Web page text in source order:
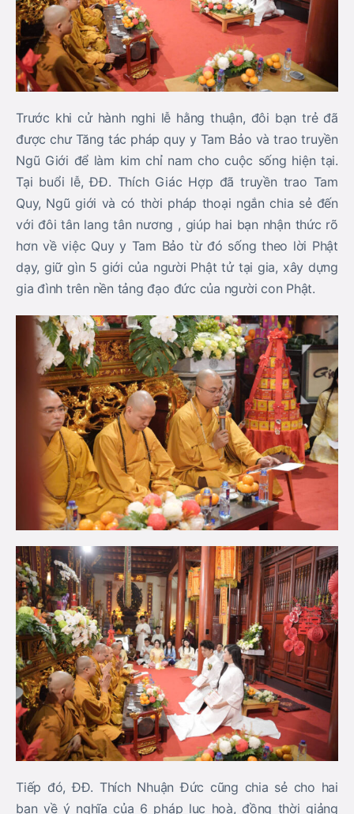
Trước khi cử hành nghi lễ hằng thuận, đôi bạn trẻ đã
được chư Tăng tác pháp quy y Tam Bảo và trao truyền
Ngũ Giới để làm kim chỉ nam cho cuộc sống hiện tại.
Tại buổi lễ, ĐĐ. Thích Giác Hợp đã truyền trao Tam
Quy, Ngũ giới và có thời pháp thoại ngắn chia sẻ đến
với đôi tân lang tân nương , giúp hai bạn nhận thức rõ
hơn về việc Quy y Tam Bảo từ đó sống theo lời Phật
dạy, giữ gìn 5 giới của người Phật tử tại gia, xây dựng
gia đình trên nền tảng đạo đức của người con Phật.
Tiếp đó, ĐĐ. Thích Nhuận Đức cũng chia sẻ cho hai
bạn về ý nghĩa của 6 pháp lục hoà, đồng thời giảng